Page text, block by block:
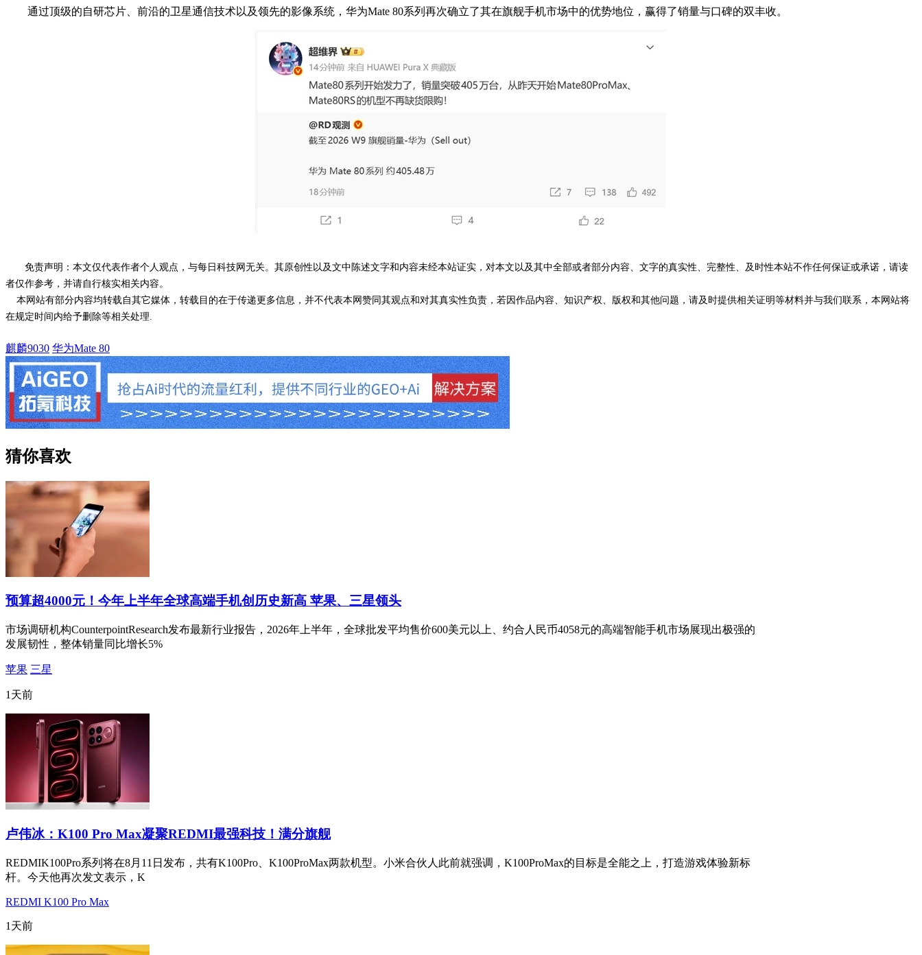
通过顶级的自研芯片、前沿的卫星通信技术以及领先的影像系统，华为Mate 80系列再次确立了其在旗舰手机市场中的优势地位，赢得了销量与口碑的双丰收。
免责声明：本文仅代表作者个人观点，与每日科技网无关。其原创性以及文中陈述文字和内容未经本站证实，对本文以及其中全部或者部分内容、文字的真实性、完整性、及时性本站不作任何保证或承诺，请读
者仅作参考，并请自行核实相关内容。
本网站有部分内容均转载自其它媒体，转载目的在于传递更多信息，并不代表本网赞同其观点和对其真实性负责，若因作品内容、知识产权、版权和其他问题，请及时提供相关证明等材料并与我们联系，本网站将
在规定时间内给予删除等相关处理.
麒麟9030 华为Mate 80
猜你喜欢
预算超4000元！今年上半年全球高端手机创历史新高 苹果、三星领头
市场调研机构CounterpointResearch发布最新行业报告，2026年上半年，全球批发平均售价600美元以上、约合人民币4058元的高端智能手机市场展现出极强的
发展韧性，整体销量同比增长5%
苹果 三星
1天前
卢伟冰：K100 Pro Max凝聚REDMI最强科技！满分旗舰
REDMIK100Pro系列将在8月11日发布，共有K100Pro、K100ProMax两款机型。小米合伙人此前就强调，K100ProMax的目标是全能之上，打造游戏体验新标
杆。今天他再次发文表示，K
REDMI K100 Pro Max
1天前